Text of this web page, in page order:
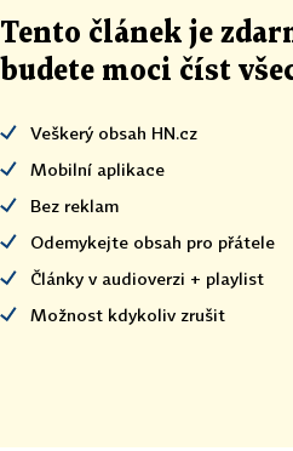
Tento článek je
budete moci číst
Veškerý obsah HN.cz
Mobilní aplikace
Bez reklam
Odemykejte obsah pro přátele
Články v audioverzi + playlist
Možnost kdykoliv zrušit